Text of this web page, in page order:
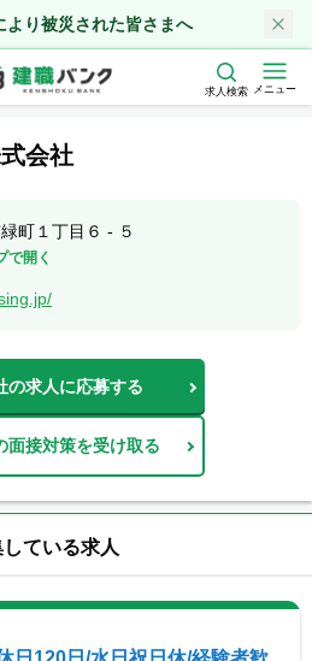
より被災された皆さまへ
求人検索 メニュー
会社
町１丁目６ - ５
で開く
の求人に応募する
面接対策を受け取る
ている求人